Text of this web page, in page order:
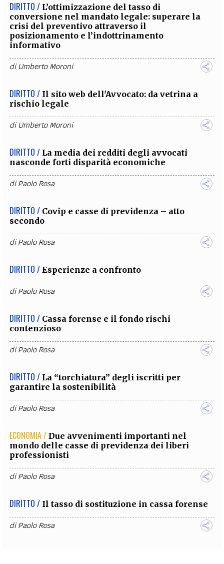
DIRITTO / L’ottimizzazione del tasso di
conversione nel mandato legale: superare la
crisi del preventivo attraverso il
posizionamento e l’indottrinamento
informativo
di Umberto Moroni
DIRITTO / Il sito web dell'Avvocato: da vetrina a
rischio legale
di Umberto Moroni
DIRITTO / La media dei redditi degli avvocati
nasconde forti disparità economiche
diPaolo Rosa
DIRITTO / Covip e casse di previdenza – atto
secondo
diPaolo Rosa
DIRITTO / Esperienze a confronto
diPaolo Rosa
DIRITTO / Cassa forense e il fondo rischi
contenzioso
diPaolo Rosa
DIRITTO / La “torchiatura” degli iscritti per
garantire la sostenibilità
diPaolo Rosa
ECONOMIA / Due avvenimenti importanti nel
mondo delle casse di previdenza dei liberi
professionisti
diPaolo Rosa
DIRITTO / Il tasso di sostituzione in cassa forense
diPaolo Rosa